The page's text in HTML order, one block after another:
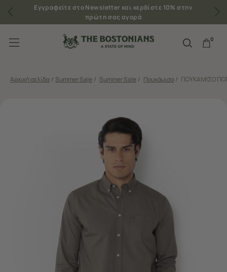
Εγγραφείτε στο Newsletter και κερδίστε 10% στην
πρώτη σας αγορά
0
Αρχική σελίδα / Summer Sale / Summer Sale / Πουκάμισα / ΠΟΥΚΑΜΙΣΟ